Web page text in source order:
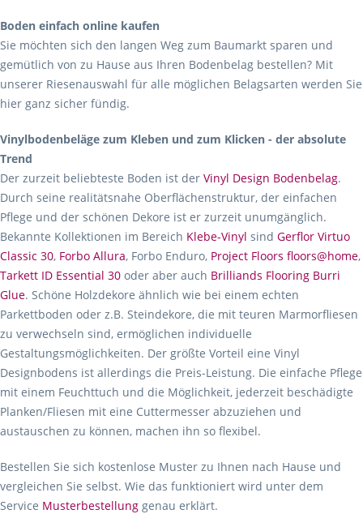
Boden einfach online kaufen
Sie möchten sich den langen Weg zum Baumarkt sparen und
gemütlich von zu Hause aus Ihren Bodenbelag bestellen? Mit
unserer Riesenauswahl für alle möglichen Belagsarten werden Sie
hier ganz sicher fündig.
Vinylbodenbeläge zum Kleben und zum Klicken - der absolute
Trend
Der zurzeit beliebteste Boden ist der Vinyl Design Bodenbelag.
Durch seine realitätsnahe Oberflächenstruktur, der einfachen
Pflege und der schönen Dekore ist er zurzeit unumgänglich.
Bekannte Kollektionen im Bereich Klebe-Vinyl sind Gerflor Virtuo
Classic 30, Forbo Allura, Forbo Enduro, Project Floors floors@home,
Tarkett ID Essential 30 oder aber auch Brilliands Flooring Burri
Glue. Schöne Holzdekore ähnlich wie bei einem echten
Parkettboden oder z.B. Steindekore, die mit teuren Marmorfliesen
zu verwechseln sind, ermöglichen individuelle
Gestaltungsmöglichkeiten. Der größte Vorteil eine Vinyl
Designbodens ist allerdings die Preis-Leistung. Die einfache Pflege
mit einem Feuchttuch und die Möglichkeit, jederzeit beschädigte
Planken/Fliesen mit eine Cuttermesser abzuziehen und
austauschen zu können, machen ihn so flexibel.
Bestellen Sie sich kostenlose Muster zu Ihnen nach Hause und
vergleichen Sie selbst. Wie das funktioniert wird unter dem
Service Musterbestellung genau erklärt.